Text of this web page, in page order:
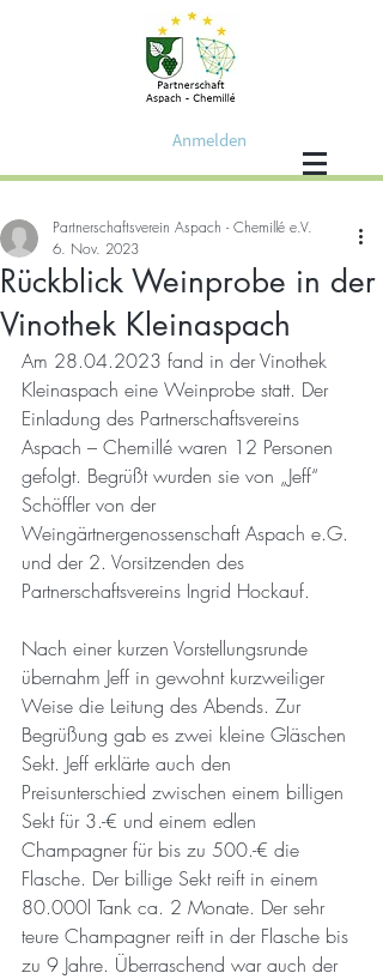
Anmelden
Rückblick Weinprobe in der
Vinothek Kleinaspach
Partnerschaftsverein Aspach - Chemillé e.V.
6. Nov. 2023
Am 28.04.2023 fand in der Vinothek
Kleinaspach eine Weinprobe statt. Der
Einladung des Partnerschaftsvereins
Aspach – Chemillé waren 12 Personen
gefolgt. Begrüßt wurden sie von „Jeff“
Schöffler von der
Weingärtnergenossenschaft Aspach e.G.
und der 2. Vorsitzenden des
Partnerschaftsvereins Ingrid Hockauf.
Nach einer kurzen Vorstellungsrunde
übernahm Jeff in gewohnt kurzweiliger
Weise die Leitung des Abends. Zur
Begrüßung gab es zwei kleine Gläschen
Sekt. Jeff erklärte auch den
Preisunterschied zwischen einem billigen
Sekt für 3.-€ und einem edlen
Champagner für bis zu 500.-€ die
Flasche. Der billige Sekt reift in einem
80.000l Tank ca. 2 Monate. Der sehr
teure Champagner reift in der Flasche bis
zu 9 Jahre. Überraschend war auch der